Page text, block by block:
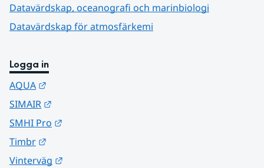
Datavärdskap, oceanografi och marinbiologi
Datavärdskap för atmosfärkemi
Logga in
AQUA
SIMAIR
SMHI Pro
Timbr
Vinterväg